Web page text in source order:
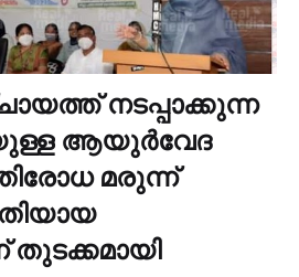
നടപ്പാക്കുന്ന
ആയുര്‍വേദ
മരുന്ന്